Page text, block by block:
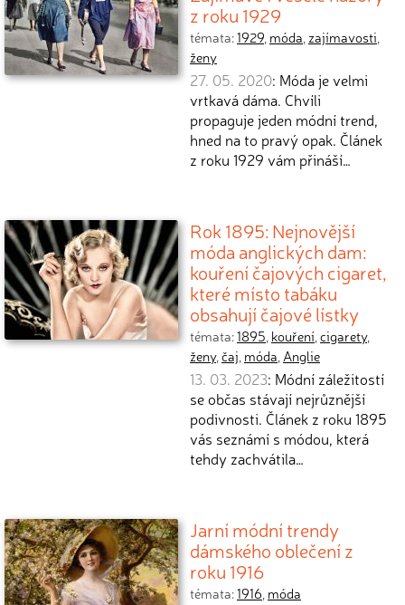
z roku 1929
témata:1929, móda, zajímavosti,
ženy
27. 05. 2020: Móda je velmi
vrtkavá dáma. Chvíli
propaguje jeden módní trend,
hned na to pravý opak. Článek
z roku 1929 vám přináší…
Rok 1895: Nejnovější
móda anglických dam:
kouření čajových cigaret,
které místo tabáku
obsahují čajové lístky
témata:1895, kouření,cigarety,
ženy,čaj, móda,Anglie
13. 03. 2023: Módní záležitostí
se občas stávají nejrůznější
podivnosti. Článek z roku 1895
vás seznámí s módou, která
tehdy zachvátila…
Jarní módní trendy
dámského oblečení z
roku 1916
témata:1916, móda